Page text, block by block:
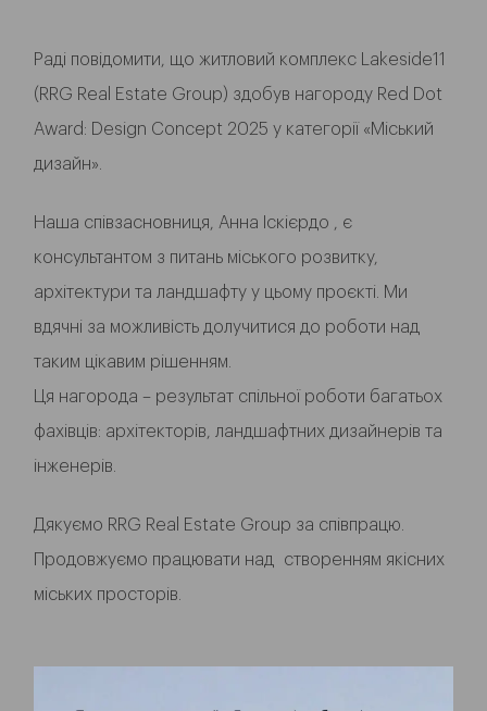
Раді повідомити, що житловий комплекс Lakeside11
(RRG Real Estate Group) здобув нагороду Red Dot
Award: Design Concept 2025 у категорії «Міський
дизайн».
Наша співзасновниця, Анна Іскієрдо , є
консультантом з питань міського розвитку,
архітектури та ландшафту у цьому проєкті. Ми
вдячні за можливість долучитися до роботи над
таким цікавим рішенням.
Ця нагорода – результат спільної роботи багатьох
фахівців: архітекторів, ландшафтних дизайнерів та
інженерів.
Дякуємо RRG Real Estate Group за співпрацю.
Продовжуємо працювати над створенням якісних
міських просторів.